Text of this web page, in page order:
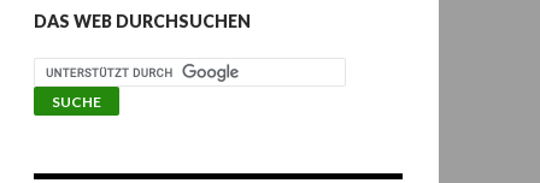
DAS WEB DURCHSUCHEN